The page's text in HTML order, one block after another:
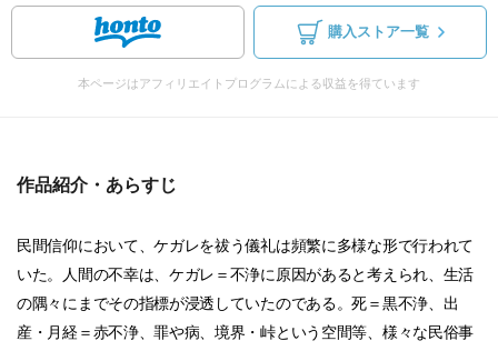
購入ストア一覧
本ページはアフィリエイトプログラムによる収益を得ています
作品紹介・あらすじ
民間信仰において、ケガレを祓う儀礼は頻繁に多様な形で行われて
いた。人間の不幸は、ケガレ＝不浄に原因があると考えられ、生活
の隅々にまでその指標が浸透していたのである。死＝黒不浄、出
産・月経＝赤不浄、罪や病、境界・峠という空間等、様々な民俗事